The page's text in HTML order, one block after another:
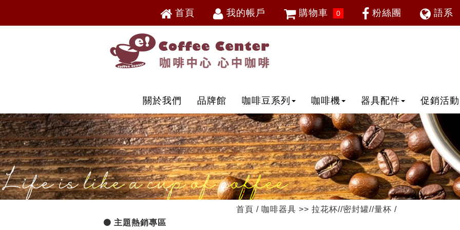
首頁 我的帳戶
忘記密碼
加入會員
VIP申請
購物車 0 粉絲團 語系
關於我們 品牌館 咖啡豆系列 咖啡機 器具配件 促銷活動
主題熱銷專區
首頁 / 咖啡器具 >> 拉花杯//密封罐//量杯 /